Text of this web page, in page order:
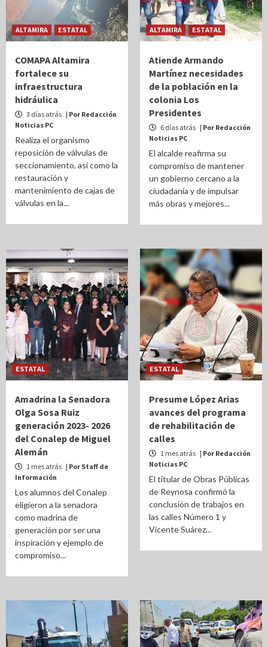
ALTAMIRA ESTATAL
COMAPA Altamira
fortalece su
infraestructura
hidráulica
3 días atrás | Por Redacción
Noticias PC
Realiza el organismo
reposición de válvulas de
seccionamiento, así como la
restauración y
mantenimiento de cajas de
válvulas en la...
ALTAMIRA ESTATAL
Atiende Armando
Martínez necesidades
de la población en la
colonia Los
Presidentes
6 días atrás | Por Redacción
Noticias PC
El alcalde reafirma su
compromiso de mantener
un gobierno cercano a la
ciudadanía y de impulsar
más obras y mejores...
ESTATAL
Amadrina la Senadora
Olga Sosa Ruiz
generación 2023- 2026
del Conalep de Miguel
Alemán
1 mes atrás | Por Staff de
Información
Los alumnos del Conalep
eligieron a la senadora
como madrina de
generación por ser una
inspiración y ejemplo de
compromiso...
ESTATAL
Presume López Arias
avances del programa
de rehabilitación de
calles
1 mes atrás | Por Redacción
Noticias PC
El titular de Obras Públicas
de Reynosa confirmó la
conclusión de trabajos en
las calles Número 1 y
Vicente Suárez...